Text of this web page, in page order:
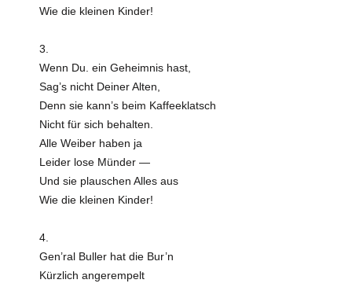
Wie die kleinen Kinder!
3.
Wenn Du. ein Geheimnis hast,
Sag’s nicht Deiner Alten,
Denn sie kann’s beim Kaffeeklatsch
Nicht für sich behalten.
Alle Weiber haben ja
Leider lose Münder —
Und sie plauschen Alles aus
Wie die kleinen Kinder!
4.
Gen’ral Buller hat die Bur’n
Kürzlich angerempelt